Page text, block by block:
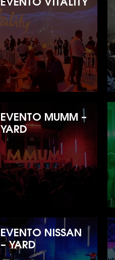
EVENTO VITALITY
EVENTO MUMM –
YARD
EVENTO NISSAN
– YARD